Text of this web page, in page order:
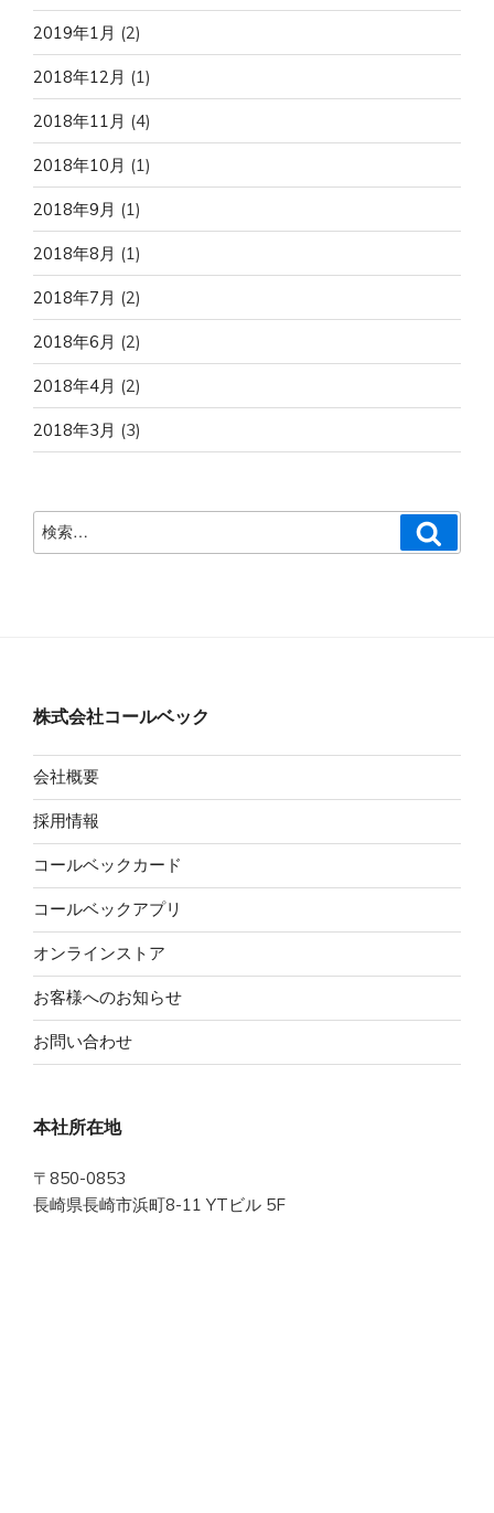
2019年1月 (2)
2018年12月 (1)
2018年11月 (4)
2018年10月 (1)
2018年9月 (1)
2018年8月 (1)
2018年7月 (2)
2018年6月 (2)
2018年4月 (2)
2018年3月 (3)
検
索:
株式会社コールベック
会社概要
採用情報
コールベックカード
コールベックアプリ
オンラインストア
お客様へのお知らせ
お問い合わせ
本社所在地
〒850-0853
長崎県長崎市浜町8-11 YTビル 5F